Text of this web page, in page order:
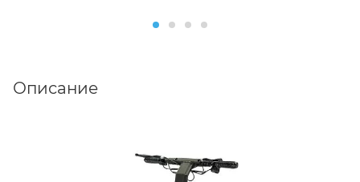
Описание